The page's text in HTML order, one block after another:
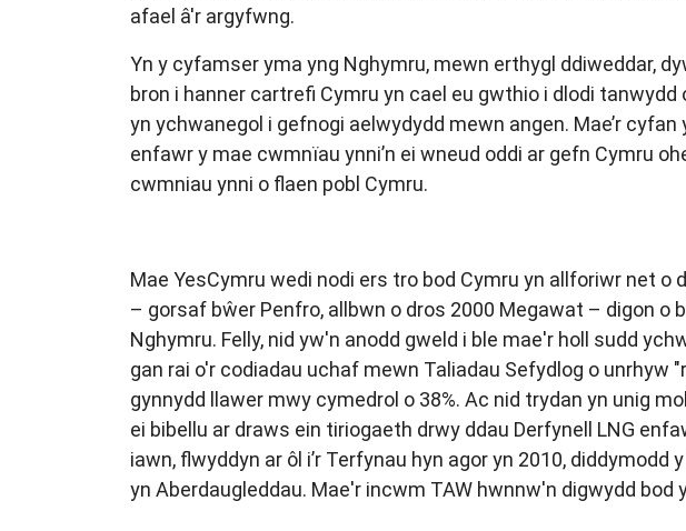
afael â'r argyfwng.
Yn y cyfamser yma yng Nghymru, mewn erthygl ddiweddar,
bron i hanner cartrefi Cymru yn cael eu gwthio i dlodi
yn ychwanegol i gefnogi aelwydydd mewn angen. Mae’r
enfawr y mae cwmnïau ynni’n ei wneud oddi ar gefn Cymru
cwmniau ynni o flaen pobl Cymru.
Mae YesCymru wedi nodi ers tro bod Cymru yn allforiwr net o
– gorsaf bŵer Penfro, allbwn o dros 2000 Megawat – digon
Nghymru. Felly, nid yw'n anodd gweld i ble mae'r holl sudd
gan rai o'r codiadau uchaf mewn Taliadau Sefydlog o unrhyw
gynnydd llawer mwy cymedrol o 38%. Ac nid trydan yn unig
ei bibellu ar draws ein tiriogaeth drwy ddau Derfynell LNG
iawn, flwyddyn ar ôl i’r Terfynau hyn agor yn 2010,
yn Aberdaugleddau. Mae'r incwm TAW hwnnw'n digwydd bod